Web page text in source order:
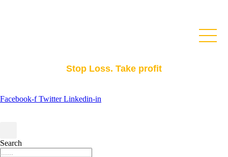
Stop Loss. Take profit
Facebook-f Twitter Linkedin-in
Search